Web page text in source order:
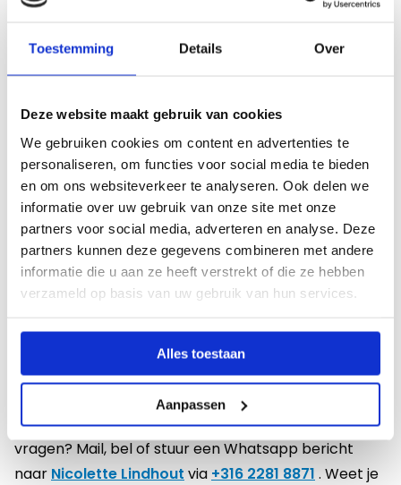
Toestemming Details Over
Deze website maakt gebruik van cookies
We gebruiken cookies om content en advertenties te
personaliseren, om functies voor social media te bieden
en om ons websiteverkeer te analyseren. Ook delen we
informatie over uw gebruik van onze site met onze
partners voor social media, adverteren en analyse. Deze
partners kunnen deze gegevens combineren met andere
informatie die u aan ze heeft verstrekt of die ze hebben
verzameld op basis van uw gebruik van hun services.
Alles toestaan
Aanpassen
reiskostenvergoeding:ov-reiskosten worden
volledig vergoed en reiskosten met de auto à
eindejaarsuitkering van 8,33%en
vakantietoeslag van 8%
ruime mogelijkheden voorontwikkeling en
opleiding (incl. lesbevoegdheid)
coaching, begeleiding en
opleidingsmogelijkheden via Metafoor Academy
Vragen over de vacature
Leermeester Bouw Onderwijs |
Regio Apeldoorn | 0,8 – 1,0 FTE?
Lijkt de vacature Leermeester Bouw Onderwijs |
Regio Apeldoorn | 0,8 – 1,0 FTE jou wat en heb je nog
vragen? Mail, bel of stuur een Whatsapp bericht
naar Nicolette Lindhout via +316 2281 8871 . Weet je